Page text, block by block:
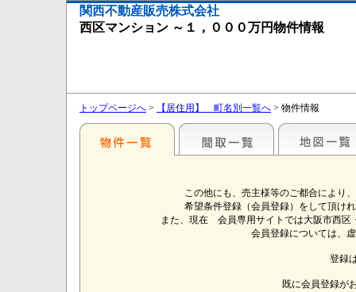
関西不動産販売株式会社
西区マンション ～１，０００万円物件情報
トップページへ > 【居住用】 町名別一覧へ > 物件情報
この他にも、売主様等のご都合により
希望条件登録（会員登録）をして頂け
また、現在 会員専用サイトでは大阪市西
会員登録については、
登録
既に会員登録が